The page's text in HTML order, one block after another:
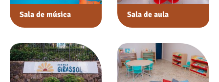
Sala de música Sala de aula